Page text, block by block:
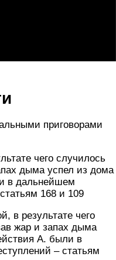
приговорами
чего случилось
дыма успел из дома
в дальнейшем
168 и 109
в результате чего
жар и запах дыма
А. были в
– статьям